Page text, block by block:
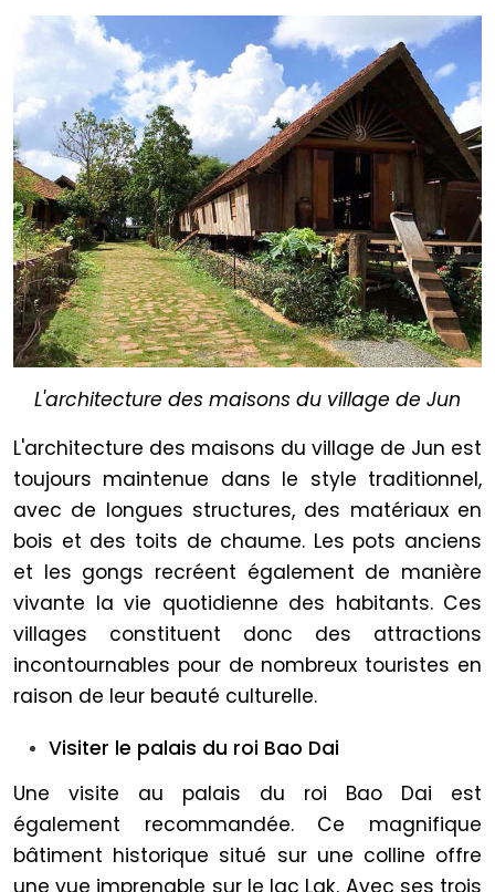
L'architecture des maisons du village de Jun
L'architecture des maisons du village de Jun est
toujours maintenue dans le style traditionnel,
avec de longues structures, des matériaux en
bois et des toits de chaume. Les pots anciens
et les gongs recréent également de manière
vivante la vie quotidienne des habitants. Ces
villages constituent donc des attractions
incontournables pour de nombreux touristes en
raison de leur beauté culturelle.
Visiter le palais du roi Bao Dai
Une visite au palais du roi Bao Dai est
également recommandée. Ce magnifique
bâtiment historique situé sur une colline offre